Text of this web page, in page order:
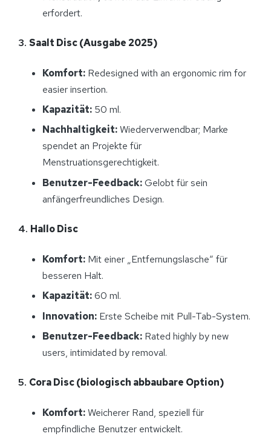
erfordert.
3. Saalt Disc (Ausgabe 2025)
Komfort: Redesigned with an ergonomic rim for
easier insertion.
Kapazität: 50 ml.
Nachhaltigkeit:Wiederverwendbar; Marke
spendet an Projekte für
Menstruationsgerechtigkeit.
Benutzer-Feedback:Gelobt für sein
anfängerfreundliches Design.
4. Hallo Disc
Komfort: Mit einer „Entfernungslasche“ für
besseren Halt.
Kapazität:60 ml.
Innovation: Erste Scheibe mit Pull-Tab-System.
Benutzer-Feedback: Rated highly by new
users, intimidated by removal.
5. Cora Disc (biologisch abbaubare Option)
Komfort:Weicherer Rand, speziell für
empfindliche Benutzer entwickelt.